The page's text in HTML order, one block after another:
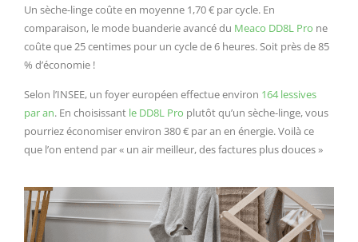
Un sèche-linge coûte en moyenne 1,70 € par cycle. En
comparaison, le mode buanderie avancé du Meaco DD8L Pro ne
coûte que 25 centimes pour un cycle de 6 heures. Soit près de 85
% d’économie !
Selon l’INSEE, un foyer européen effectue environ 164 lessives
par an. En choisissant le DD8L Pro plutôt qu’un sèche-linge, vous
pourriez économiser environ 380 € par an en énergie. Voilà ce
que l’on entend par « un air meilleur, des factures plus douces »